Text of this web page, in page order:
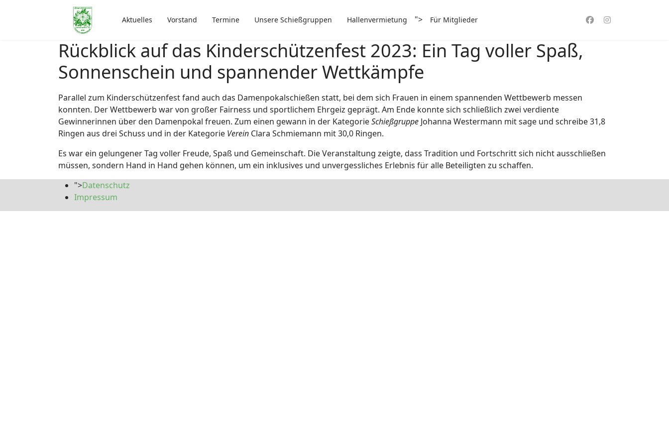
Aktuelles Vorstand Termine Unsere Schießgruppen Hallenvermietung "> Für Mitglieder
Rückblick auf das Kinderschützenfest 2023: Ein Tag voller Spaß,
Sonnenschein und spannender Wettkämpfe
Parallel zum Kinderschützenfest fand auch das Damenpokalschießen statt, bei dem sich Frauen in einem spannenden Wettbewerb messen
konnten. Der Wettbewerb war von großer Fairness und sportlichem Ehrgeiz geprägt. Am Ende konnte sich schließlich zwei verdiente
Gewinnerinnen über den Damenpokal freuen. Zum einen gewann in der KategorieSchießgruppe Johanna Westermann mit sage und schreibe 31,8
Ringen aus drei Schuss und in der Kategorie Verein Clara Schmiemann mit 30,0 Ringen.
Es war ein gelungener Tag voller Freude, Spaß und Gemeinschaft. Die Veranstaltung zeigte, dass Tradition und Fortschritt sich nicht ausschließen
müssen, sondern Hand in Hand gehen können, um ein inklusives und unvergessliches Erlebnis für alle Beteiligten zu schaffen.
">Datenschutz
Impressum